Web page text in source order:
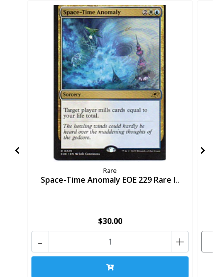
Rare
Space-Time Anomaly EOE 229 Rare I..
$30.00
+
-